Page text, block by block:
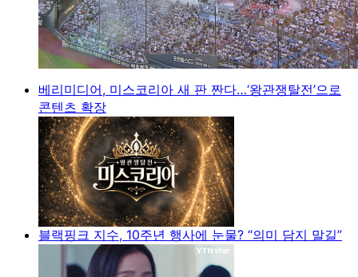
베리미디어, 미스코리아 새 판 짠다…‘왕관쟁탈전’으로
콘텐츠 확장
블랙핑크 지수, 10주년 행사에 눈물? “의미 담지 말길”